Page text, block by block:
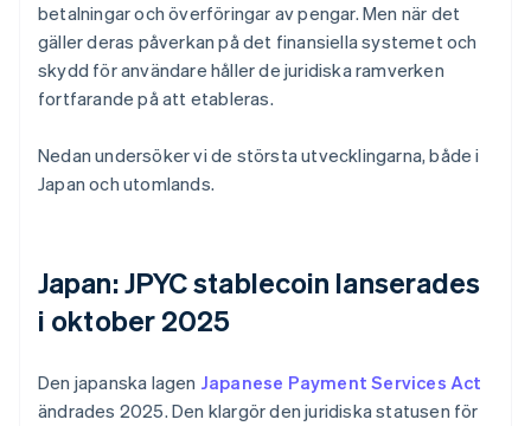
betalningar och överföringar av pengar. Men när det
gäller deras påverkan på det finansiella systemet och
skydd för användare håller de juridiska ramverken
fortfarande på att etableras.
Nedan undersöker vi de största utvecklingarna, både i
Japan och utomlands.
Japan: JPYC stablecoin lanserades
i oktober 2025
Den japanska lagen Japanese Payment Services Act
ändrades 2025. Den klargör den juridiska statusen för